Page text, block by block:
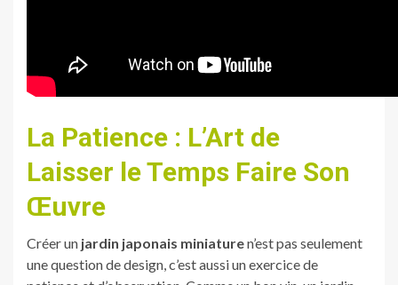
La Patience : L’Art de
Laisser le Temps Faire Son
Œuvre
Créer un jardin japonais miniaturen’est pas seulement
une question de design, c’est aussi un exercice de